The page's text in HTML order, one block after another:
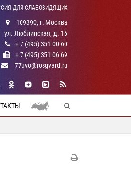
ДЛЯ СЛАБОВИДЯЩИХ
109390, г. Москва
ул. Люблинская, д. 16
+ 7 (495) 351-00-60
+ 7 (495) 351-06-69
77uvo@rosgvard.ru